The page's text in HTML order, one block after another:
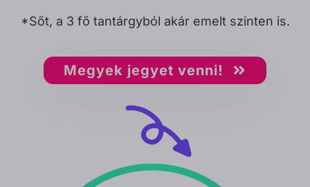
*Sőt, a 3 fő tantárgyból akár emelt szinten is.
Megyek jegyet venni!